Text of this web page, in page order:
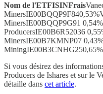
Nom de l'ETFISINFrais
MinersIE00BQQP9G91
ProducersIE00B6R52036
MinersIE00B7KMNP07
MiningIE00B3CNHG250,65%
Si vous désirez des
Producers de Ishares et sur le
détaille dans cet article.